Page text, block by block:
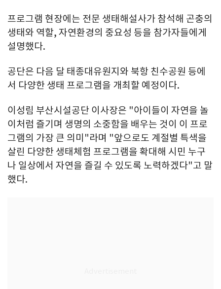
프로그램 현장에는 전문 생태해설사가 참석해 곤충의
생태와 역할, 자연환경의 중요성 등을 참가자들에게
설명했다.
공단은 다음 달 태종대유원지와 북항 친수공원 등에
서 다양한 생태 프로그램을 개최할 예정이다.
이성림 부산시설공단 이사장은 "아이들이 자연을 놀
이처럼 즐기며 생명의 소중함을 배우는 것이 이 프로
그램의 가장 큰 의미"라며 "앞으로도 계절별 특색을
살린 다양한 생태체험 프로그램을 확대해 시민 누구
나 일상에서 자연을 즐길 수 있도록 노력하겠다"고 말
했다.